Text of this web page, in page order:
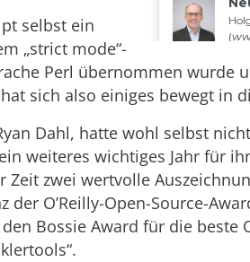
selbst ein
„strict mode“-
Perl übernommen wurde
sich also einiges bewegt in
Dahl, hatte wohl selbst
weiteres wichtiges Jahr für
Zeit zwei wertvolle
der O’Reilly-Open-Source-
Bossie Award für die beste